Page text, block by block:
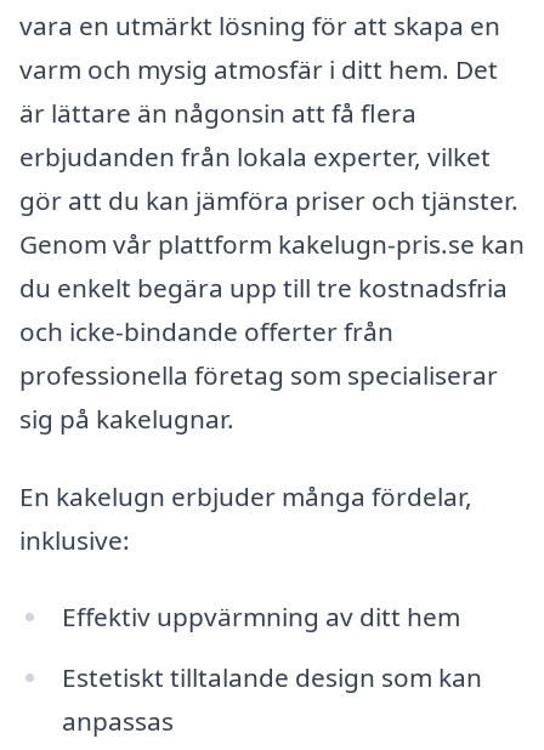
vara en utmärkt lösning för att skapa en
varm och mysig atmosfär i ditt hem. Det
är lättare än någonsin att få flera
erbjudanden från lokala experter, vilket
gör att du kan jämföra priser och tjänster.
Genom vår plattform kakelugn-pris.se kan
du enkelt begära upp till tre kostnadsfria
och icke-bindande offerter från
professionella företag som specialiserar
sig på kakelugnar.
En kakelugn erbjuder många fördelar,
inklusive:
Effektiv uppvärmning av ditt hem
Estetiskt tilltalande design som kan
anpassas